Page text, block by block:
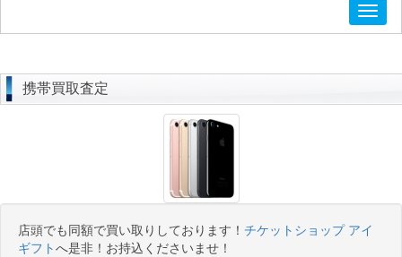
携帯買取査定
店頭でも同額で買い取りしております！ チケットショップ アイ
ギフトへ是非！お持込くださいませ！